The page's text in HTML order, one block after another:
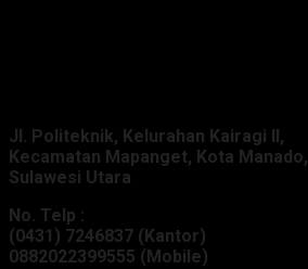
Jl. Politeknik, Kelurahan Kairagi II,
Kecamatan Mapanget, Kota Manado,
Sulawesi Utara
No. Telp :
(0431) 7246837 (Kantor)
0882022399555 (Mobile)